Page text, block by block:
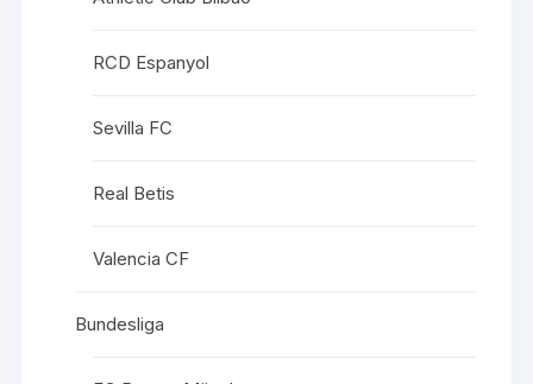
RCD Espanyol
Sevilla FC
Real Betis
Valencia CF
Bundesliga